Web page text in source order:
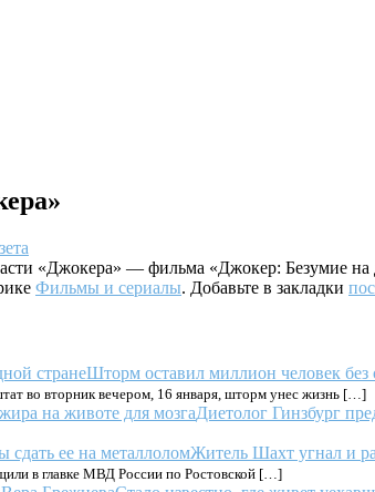
«Джокера» — фильма «Джокер: Безумие
Фильмы и сериалы. Добавьте в закладки
Шторм оставил миллион человек без
во вторник вечером, 16 января, шторм унес жизнь […]
Диетолог Гинзбург
Житель Шахт угнал и
в главке МВД России по Ростовской […]